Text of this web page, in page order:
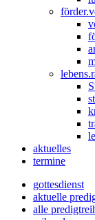
aktuelles
termine
gottesdienst
aktuelle
alle